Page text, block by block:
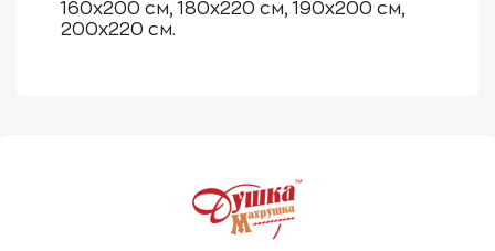
160х200 см, 180х220 см, 190х200 см,
200х220 см.